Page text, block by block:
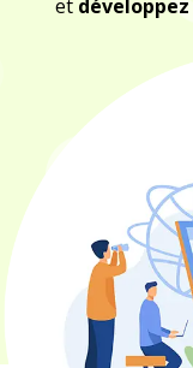
et développez